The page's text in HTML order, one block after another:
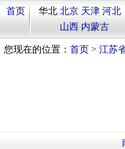
首页 华北 北京 天津 河北
山西 内蒙古
您现在的位置： 首页 > 江苏